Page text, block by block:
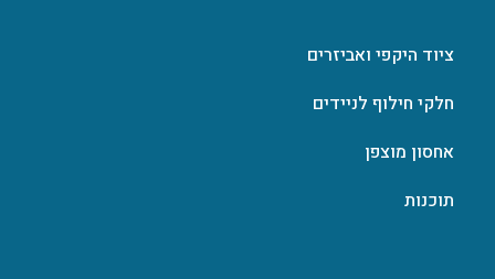
ציוד היקפי ואביזרים
חלקי חילוף לניידים
אחסון מוצפן
תוכנות